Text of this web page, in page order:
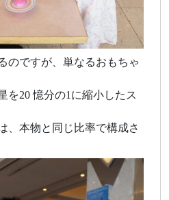
のですが、単なるおもちゃ
を20 憶分の1に縮小したス
、本物と同じ比率で構成さ